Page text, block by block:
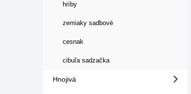
hríby
zemiaky sadbové
cesnak
cibuľa sadzačka
Hnojivá